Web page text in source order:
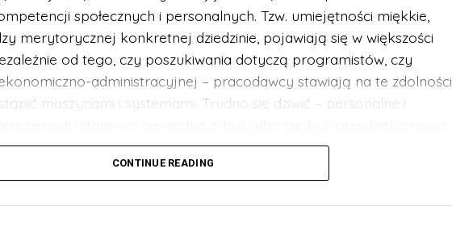
społecznych i personalnych. Tzw. umiejętności miękkie,
merytorycznej konkretnej dziedzinie, pojawiają się w większości
od tego, czy poszukiwania dotyczą programistów, czy
administracyjnej – pracodawcy stawiają na te zdolności,
maszynami i systemami. Trudno się dziwić – personalne i
wysokiej konkurencyjności rynku.
rozwój
CONTINUE READING